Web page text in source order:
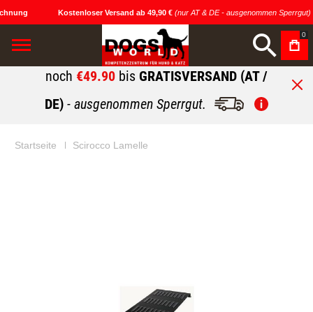
Kostenloser Versand ab 49,90 €(nur AT & DE - ausgenommen Sperrgut)
0
noch €49.90 bis GRATISVERSAND (AT /
DE) - ausgenommen Sperrgut.
Startseite Scirocco Lamelle